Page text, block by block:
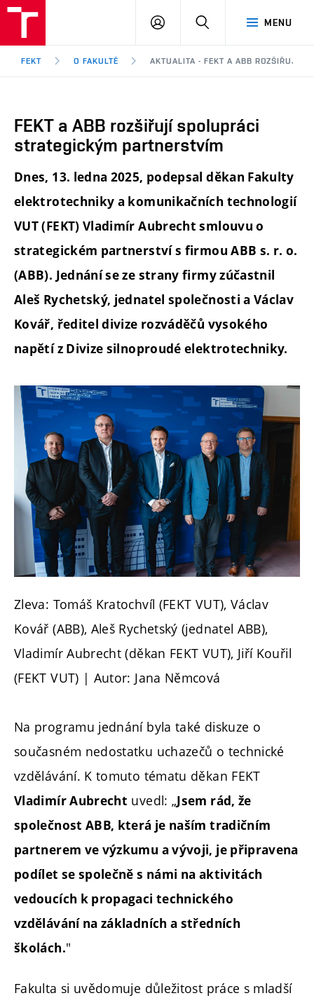
Brno
MENU
PŘIHLÁSIT
FEKT O FAKULTĚ AKTUALITA - FEKT A ABB ROZŠIŘUJÍ
FEKT a ABB rozšiřují spolupráci
strategickým partnerstvím
Dnes, 13. ledna 2025, podepsal děkan Fakulty
elektrotechniky a komunikačních technologií
VUT (FEKT) Vladimír Aubrecht smlouvu o
strategickém partnerství s firmou ABB s. r. o.
(ABB). Jednání se ze strany firmy zúčastnil
Aleš Rychetský, jednatel společnosti a Václav
Kovář, ředitel divize rozváděčů vysokého
napětí z Divize silnoproudé elektrotechniky.
Zleva: Tomáš Kratochvíl (FEKT VUT), Václav
Kovář (ABB), Aleš Rychetský (jednatel ABB),
Vladimír Aubrecht (děkan FEKT VUT), Jiří Kouřil
(FEKT VUT) | Autor: Jana Němcová
Na programu jednání byla také diskuze o
současném nedostatku uchazečů o technické
vzdělávání. K tomuto tématu děkan FEKT
Vladimír Aubrecht uvedl: „Jsem rád, že
společnost ABB, která je naším tradičním
partnerem ve výzkumu a vývoji, je připravena
podílet se společně s námi na aktivitách
vedoucích k propagaci technického
vzdělávání na základních a středních
školách."
Fakulta si uvědomuje důležitost práce s mladší